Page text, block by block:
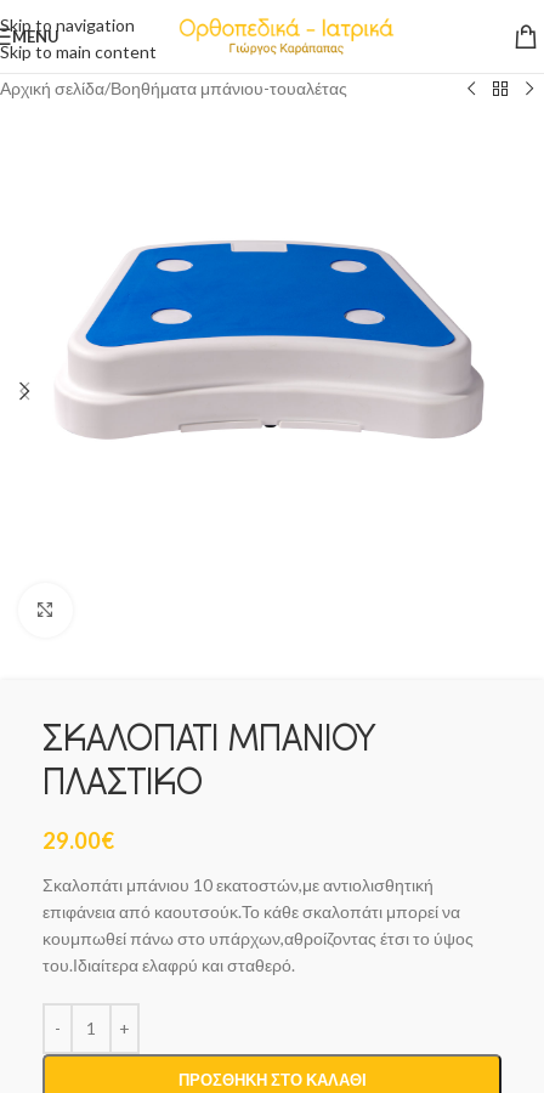
Skip to navigation
Skip to main content
MENU
Αρχική σελίδα/Βοηθήματα μπάνιου-τουαλέτας
ΣΚΑΛΟΠΑΤΙ ΜΠΑΝΙΟΥ
ΠΛΑΣΤΙΚΟ
29.00€
Σκαλοπάτι μπάνιου 10 εκατοστών,με αντιολισθητική
επιφάνεια από καουτσούκ.Το κάθε σκαλοπάτι μπορεί να
κουμπωθεί πάνω στο υπάρχων,αθροίζοντας έτσι το ύψος
του.Ιδιαίτερα ελαφρύ και σταθερό.
ΠΡΟΣΘΉΚΗ ΣΤΟ ΚΑΛΆΘΙ